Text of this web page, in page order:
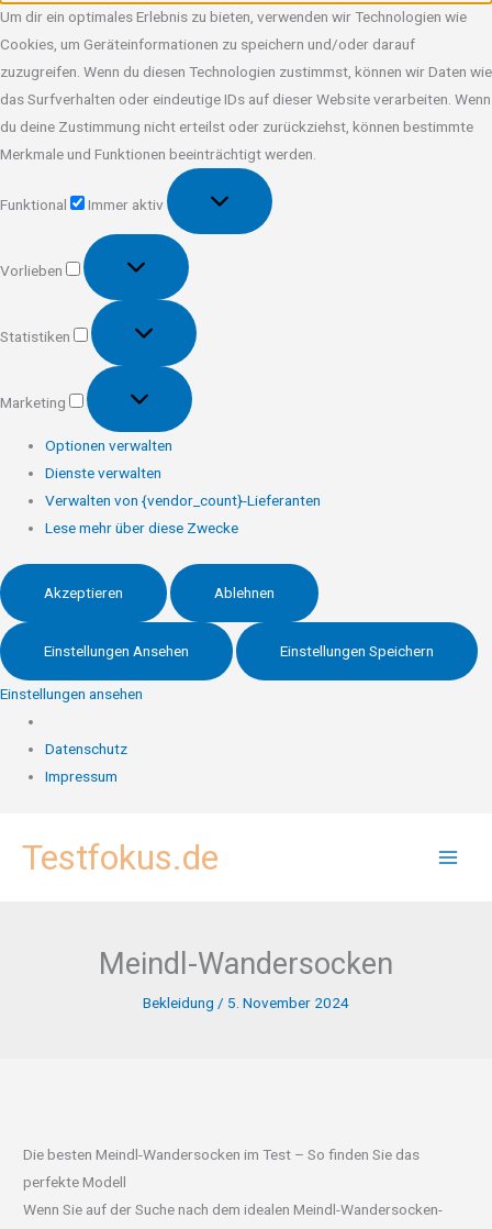
Um dir ein optimales Erlebnis zu bieten, verwenden wir Technologien wie
Cookies, um Geräteinformationen zu speichern und/oder darauf
zuzugreifen. Wenn du diesen Technologien zustimmst, können wir Daten wie
das Surfverhalten oder eindeutige IDs auf dieser Website verarbeiten. Wenn
du deine Zustimmung nicht erteilst oder zurückziehst, können bestimmte
Merkmale und Funktionen beeinträchtigt werden.
Funktional
Immer aktiv
Vorlieben
Vorlieben
Statistiken
Statistiken
Marketing
Marketing
Optionen verwalten
Dienste verwalten
Verwalten von {vendor_count}-Lieferanten
Lese mehr über diese Zwecke
Akzeptieren Ablehnen
Einstellungen Ansehen Einstellungen Speichern
Einstellungen ansehen
Datenschutz
Impressum
InhaltTestfokus.de
Meindl-Wandersocken
Bekleidung / 5. November 2024
Die besten Meindl-Wandersocken im Test – So finden Sie das
perfekte Modell
Wenn Sie auf der Suche nach dem idealen Meindl-Wandersocken-